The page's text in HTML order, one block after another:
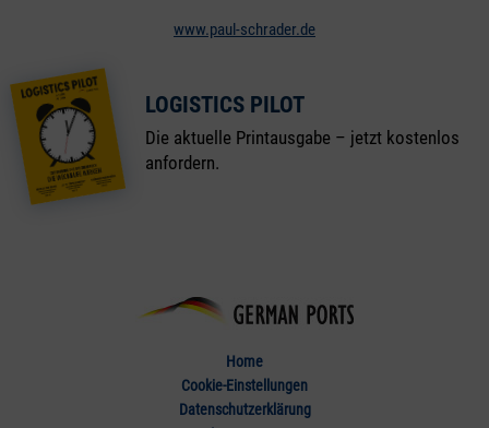
www.paul-schrader.de
LOGISTICS PILOT
Die aktuelle Printausgabe – jetzt kostenlos
anfordern.
Home
Cookie-Einstellungen
Datenschutzerklärung